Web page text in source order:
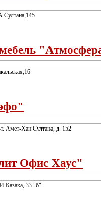
Амет-Хан Султана, д. 152
Офис Хаус"
33 "б"